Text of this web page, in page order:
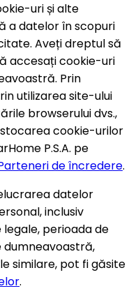
uri și alte
a datelor în scopuri
Aveți dreptul să
accesați cookie-uri
Prin
utilizarea site-ului
browserului dvs.,
cookie-urilor
P.S.A. pe
de încredere.
datelor
inclusiv
perioada de
similare, pot fi găsite
.